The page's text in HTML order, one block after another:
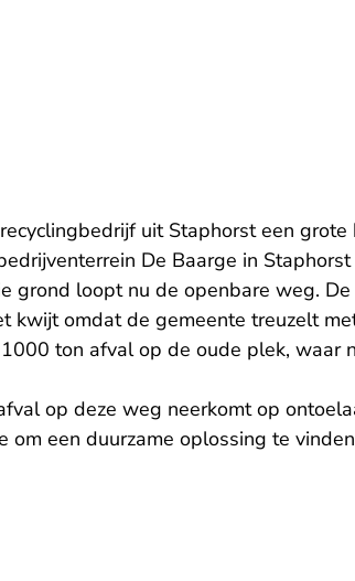
uit Staphorst een grote
De Baarge in
grond loopt nu de openbare weg. De
kwijt omdat de gemeente treuzelt
ton afval op de oude plek, waar
op deze weg neerkomt op
een duurzame oplossing te